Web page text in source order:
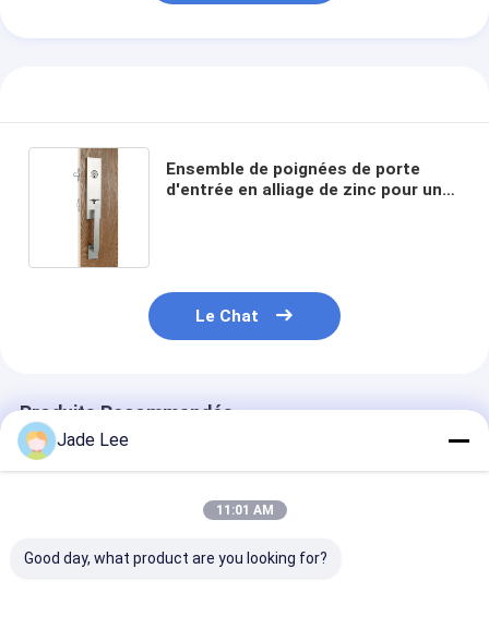
Ensembles d'armoires de salle de bain
Poignées et boutons de meubles
Serrure de combinaison réglable
Ensemble de poignées de porte
d'entrée en alliage de zinc pour une
Le Chat
Produits Recommandés
Jade Lee
11:01 AM
Good day, what product are you looking for?